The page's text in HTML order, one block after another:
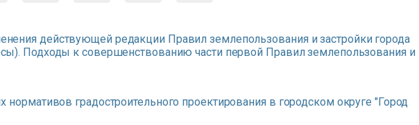
действующей редакции Правил землепользования и застройки города
Подходы к совершенствованию части первой Правил землепользования и
нормативов градостроительного проектирования в городском округе "Город